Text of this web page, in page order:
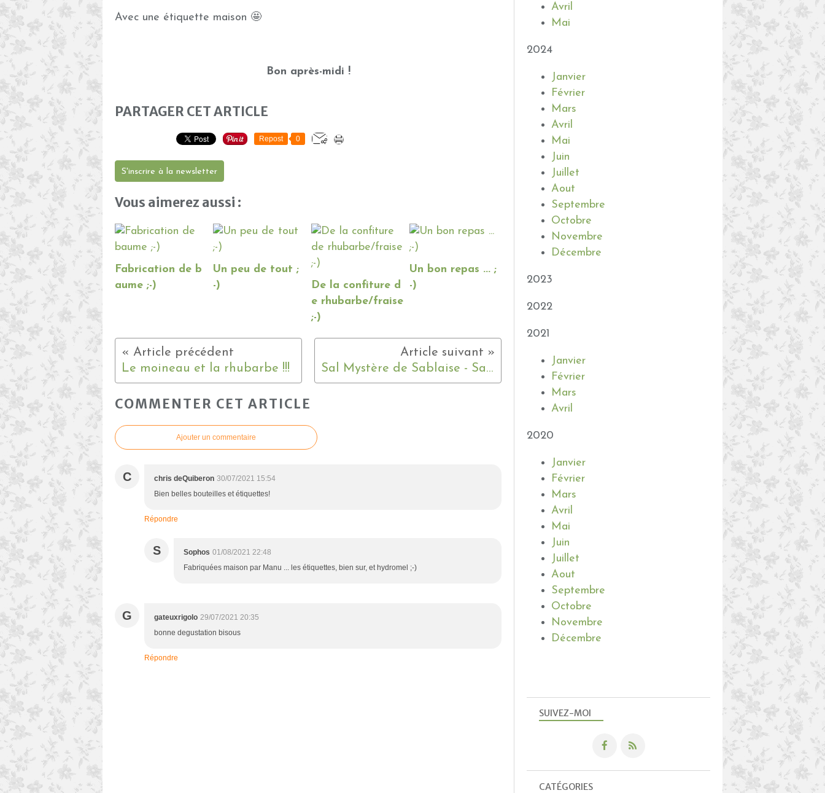
Avec une étiquette maison 🤩
Bon après-midi !
PARTAGER CET ARTICLE
Repost 0
S'inscrire à la newsletter
Vous aimerez aussi :
Fabrication de b
aume ;-)
Un peu de tout ;
-)
De la confiture d
e rhubarbe/fraise
;-)
Un bon repas ... ;
-)
Le moineau et la rhubarbe !!! Sal Mystère de Sablaise - Sal Pergola - 3
COMMENTER CET ARTICLE
Ajouter un commentaire
C chris deQuiberon 30/07/2021 15:54
Bien belles bouteilles et étiquettes!
Répondre
S Sophos 01/08/2021 22:48
Fabriquées maison par Manu ... les étiquettes, bien sur, et hydromel ;-)
G gateuxrigolo 29/07/2021 20:35
bonne degustation bisous
Répondre
SUIVEZ-MOI
CATÉGORIES
Avril
Mai
2024
Janvier
Février
Mars
Avril
Mai
Juin
Juillet
Aout
Septembre
Octobre
Novembre
Décembre
2023
2022
2021
Janvier
Février
Mars
Avril
2020
Janvier
Février
Mars
Avril
Mai
Juin
Juillet
Aout
Septembre
Octobre
Novembre
Décembre